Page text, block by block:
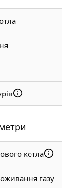
котла
газу